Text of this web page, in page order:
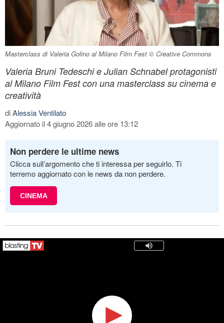
Masterclass di Valeria Golino al Milano Film Fest © Creative Commons
Valeria Bruni Tedeschi e Julian Schnabel protagonisti
al Milano Film Fest con una masterclass su cinema e
creatività
diAlessia Ventilato
Aggiornato il 4 giugno 2026 alle ore 13:12
Non perdere le ultime news
Clicca sull’argomento che ti interessa per seguirlo. Ti
terremo aggiornato con le news da non perdere.
CINEMA